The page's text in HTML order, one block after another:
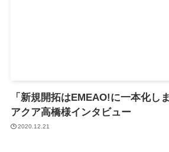
「新規開拓はEMEAO!に一本化し
アクア高橋様インタビュー
2020.12.21